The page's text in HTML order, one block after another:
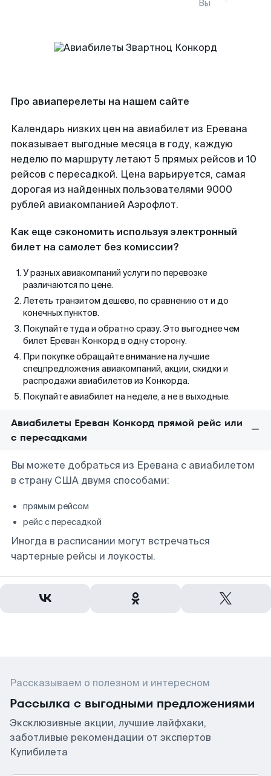
Вы
Про авиаперелеты на нашем сайте
Календарь низких цен на авиабилет из Еревана
показывает выгодные месяца в году, каждую
неделю по маршруту летают 5 прямых рейсов и 10
рейсов с пересадкой. Цена варьируется, самая
дорогая из найденных пользователями 9000
рублей авиакомпанией Аэрофлот.
Как еще сэкономить используя электронный
билет на самолет без комиссии?
У разных авиакомпаний услуги по перевозке
различаются по цене.
Лететь транзитом дешево, по сравнению от и до
конечных пунктов.
Покупайте туда и обратно сразу. Это выгоднее чем
билет Ереван Конкорд в одну сторону.
При покупке обращайте внимание на лучшие
спецпредложения авиакомпаний, акции, скидки и
распродажи авиабилетов из Конкорда.
Покупайте авиабилет на неделе, а не в выходные.
Авиабилеты Ереван Конкорд прямой рейс или
с пересадками
Вы можете добраться из Еревана с авиабилетом
в страну США двумя способами:
прямым рейсом
рейс с пересадкой
Иногда в расписании могут встречаться
чартерные рейсы и лоукосты.
Рассказываем о полезном и интересном
Рассылка с выгодными предложениями
Эксклюзивные акции, лучшие лайфхаки,
заботливые рекомендации от экспертов
Купибилета